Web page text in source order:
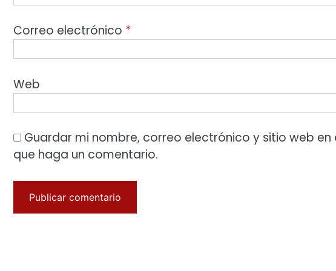
Correo electrónico *
Web
Guardar mi nombre, correo electrónico y sitio web
que haga un comentario.